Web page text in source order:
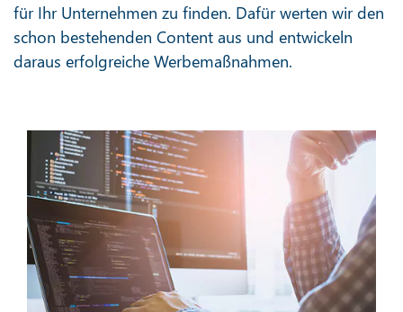
für Ihr Unternehmen zu finden. Dafür werten wir den
schon bestehenden Content aus und entwickeln
daraus erfolgreiche Werbemaßnahmen.